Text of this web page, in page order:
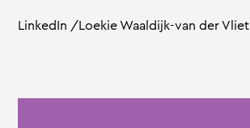
LinkedIn /Loekie Waaldijk-van der Vliet